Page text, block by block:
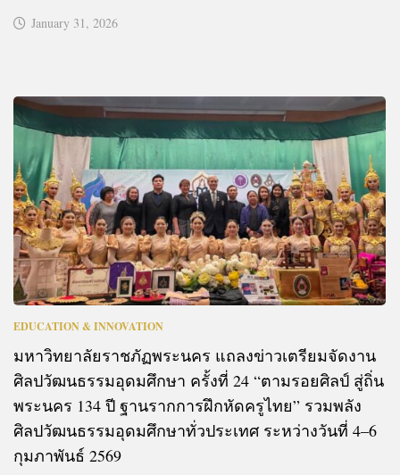
January 31, 2026
EDUCATION & INNOVATION
มหาวิทยาลัยราชภัฏพระนคร แถลงข่าวเตรียมจัดงาน
ศิลปวัฒนธรรมอุดมศึกษา ครั้งที่ 24 “ตามรอยศิลป์ สู่ถิ่น
พระนคร 134 ปี ฐานรากการฝึกหัดครูไทย” รวมพลัง
ศิลปวัฒนธรรมอุดมศึกษาทั่วประเทศ ระหว่างวันที่ 4–6
กุมภาพันธ์ 2569